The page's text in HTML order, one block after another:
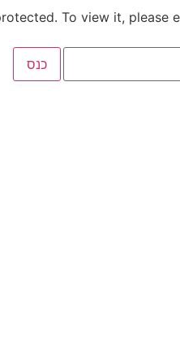
To view it, please